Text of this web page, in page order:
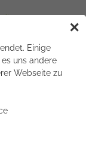
✕
Einige
uns andere
Webseite zu